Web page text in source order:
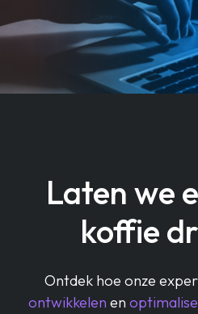
Laten we
koffie
Ontdek hoe onze
ontwikkelen en